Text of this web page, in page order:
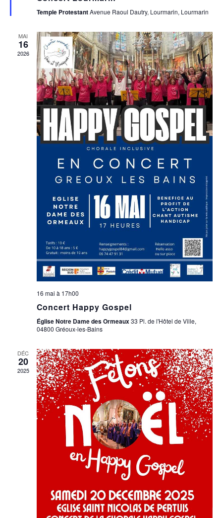
O
D
E
V
U
E
S
É
V
È
N
E
M
E
N
T
N
Temple ProtestantAvenue Raoul Dautry, Lourmarin, Lourmarin
MAI
16
2026
16 mai à 17h00
Concert Happy Gospel
Église Notre Dame des Ormeaux33 Pl. de l'Hôtel de Ville,
04800 Gréoux-les-Bains
DÉC
20
2025